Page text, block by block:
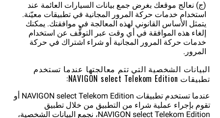
(ج) نعالج موقعك بغرض جمع بيانات السيارات العائمة عند
استخدام خدمات حركة المرور المجانية في تطبيقات معيّنة.
يتمثل الأساس القانوني لهذه المعالجة في موافقتك. يمكنك
إلغاء هذه الموافقة في أي وقت عبر التوقُّف عن استخدام
خدمات حركة المرور المجانية أو شراء اشتراك في حركة
المرور.
البيانات الشخصية التي تتم معالجتها عندما تستخدم
تطبيقات NAVIGON select Telekom Edition:
عندما تستخدم تطبيقات NAVIGON select Telekom Edition أو
تقوم بإجراء عملية شراء من التطبيق من خلال تطبيق
NAVIGON select Telekom Edition، نجمع البيانات الشخصية،